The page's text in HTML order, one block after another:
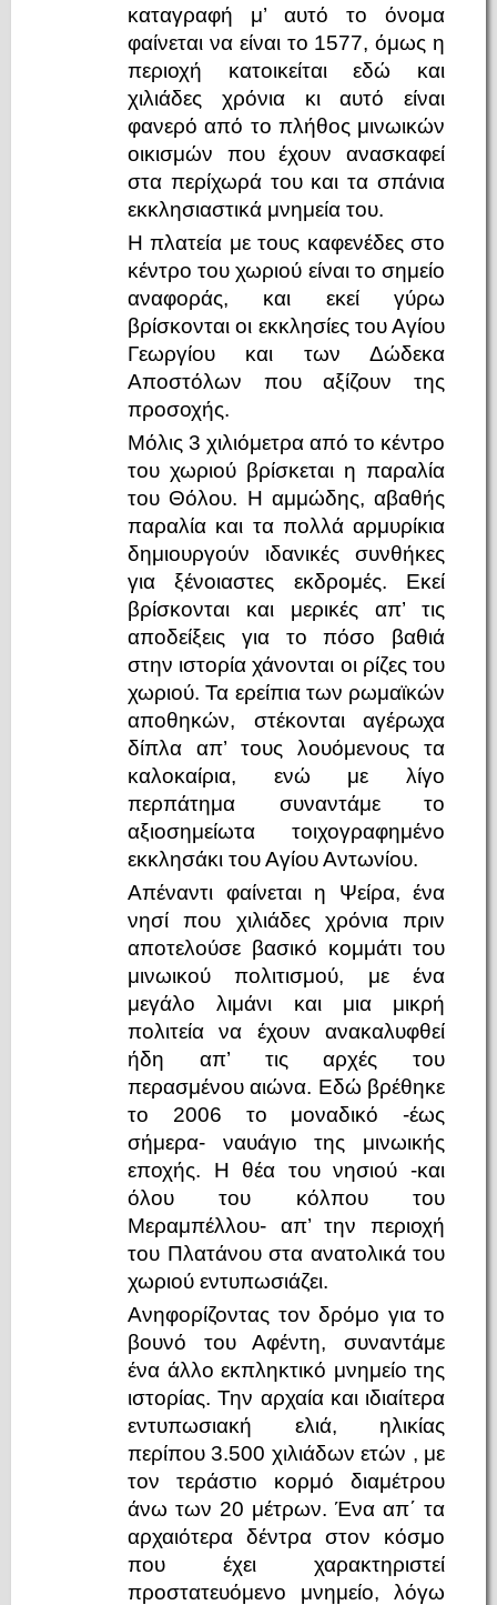
καταγραφή μ’ αυτό το όνομα
φαίνεται να είναι το 1577, όμως η
περιοχή κατοικείται εδώ και
χιλιάδες χρόνια κι αυτό είναι
φανερό από το πλήθος μινωικών
οικισμών που έχουν ανασκαφεί
στα περίχωρά του και τα σπάνια
εκκλησιαστικά μνημεία του.
Η πλατεία με τους καφενέδες στο
κέντρο του χωριού είναι το σημείο
αναφοράς, και εκεί γύρω
βρίσκονται οι εκκλησίες του Αγίου
Γεωργίου και των Δώδεκα
Αποστόλων που αξίζουν της
προσοχής.
Μόλις 3 χιλιόμετρα από το κέντρο
του χωριού βρίσκεται η παραλία
του Θόλου. Η αμμώδης, αβαθής
παραλία και τα πολλά αρμυρίκια
δημιουργούν ιδανικές συνθήκες
για ξένοιαστες εκδρομές. Εκεί
βρίσκονται και μερικές απ’ τις
αποδείξεις για το πόσο βαθιά
στην ιστορία χάνονται οι ρίζες του
χωριού. Τα ερείπια των ρωμαϊκών
αποθηκών, στέκονται αγέρωχα
δίπλα απ’ τους λουόμενους τα
καλοκαίρια, ενώ με λίγο
περπάτημα συναντάμε το
αξιοσημείωτα τοιχογραφημένο
εκκλησάκι του Αγίου Αντωνίου.
Απέναντι φαίνεται η Ψείρα, ένα
νησί που χιλιάδες χρόνια πριν
αποτελούσε βασικό κομμάτι του
μινωικού πολιτισμού, με ένα
μεγάλο λιμάνι και μια μικρή
πολιτεία να έχουν ανακαλυφθεί
ήδη απ’ τις αρχές του
περασμένου αιώνα. Εδώ βρέθηκε
το 2006 το μοναδικό -έως
σήμερα- ναυάγιο της μινωικής
εποχής. Η θέα του νησιού -και
όλου του κόλπου του
Μεραμπέλλου- απ’ την περιοχή
του Πλατάνου στα ανατολικά του
χωριού εντυπωσιάζει.
Ανηφορίζοντας τον δρόμο για το
βουνό του Αφέντη, συναντάμε
ένα άλλο εκπληκτικό μνημείο της
ιστορίας. Την αρχαία και ιδιαίτερα
εντυπωσιακή ελιά, ηλικίας
περίπου 3.500 χιλιάδων ετών , με
τον τεράστιο κορμό διαμέτρου
άνω των 20 μέτρων. Ένα απ΄ τα
αρχαιότερα δέντρα στον κόσμο
που έχει χαρακτηριστεί
προστατευόμενο μνημείο, λόγω